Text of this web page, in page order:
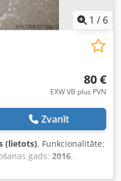
1 / 6
80 €
EXW VB plus PVN
Zvanīt
(lietots), Funkcionalitāte:
gads: 2016,
Dkjdjzdkamspfx Aa